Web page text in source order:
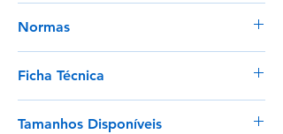
Normas
Certificação CE
Ficha Técnica
Tamanhos Disponíveis